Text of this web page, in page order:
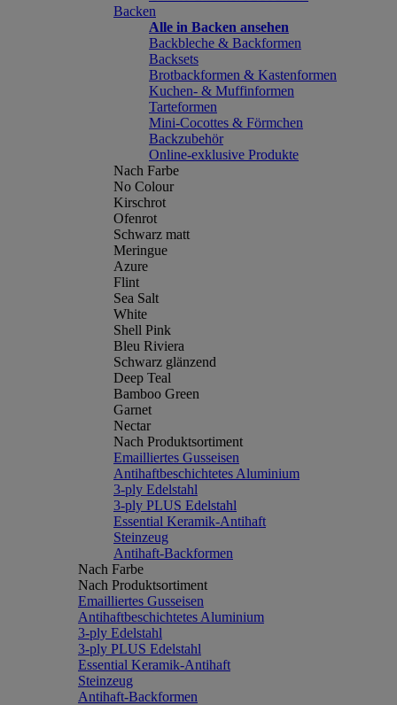
Backen
Alle in Backen ansehen
Backbleche & Backformen
Backsets
Brotbackformen & Kastenformen
Kuchen- & Muffinformen
Tarteformen
Mini-Cocottes & Förmchen
Backzubehör
Online-exklusive Produkte
Nach Farbe
No Colour
Kirschrot
Ofenrot
Schwarz matt
Meringue
Azure
Flint
Sea Salt
White
Shell Pink
Bleu Riviera
Schwarz glänzend
Deep Teal
Bamboo Green
Garnet
Nectar
Nach Produktsortiment
Emailliertes Gusseisen
Antihaftbeschichtetes Aluminium
3-ply Edelstahl
3-ply PLUS Edelstahl
Essential Keramik-Antihaft
Steinzeug
Antihaft-Backformen
Nach Farbe
Nach Produktsortiment
Emailliertes Gusseisen
Antihaftbeschichtetes Aluminium
3-ply Edelstahl
3-ply PLUS Edelstahl
Essential Keramik-Antihaft
Steinzeug
Antihaft-Backformen